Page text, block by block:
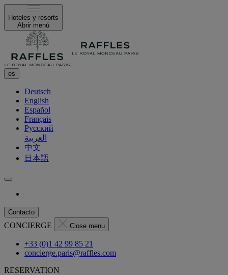
Hoteles y resorts
Abrir menú
es
Deutsch
English
Español
Français
Русский
العربية
中文
日本語
Contacto
CONCIERGE Close menu
+33 (0)1 42 99 85 21
concierge.paris@raffles.com
RESERVATION